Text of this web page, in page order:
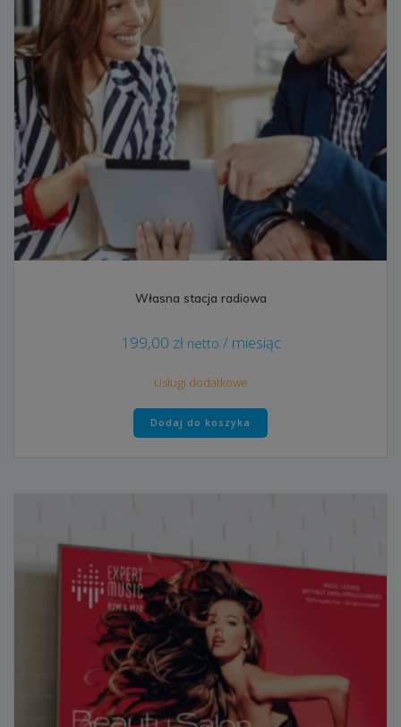
Własna stacja radiowa
199,00 zł netto / miesiąc
Usługi dodatkowe
Dodaj do koszyka